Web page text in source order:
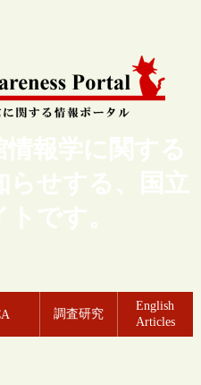
情報学に関する
らせする、国立
です。
調査研究
English
Articles